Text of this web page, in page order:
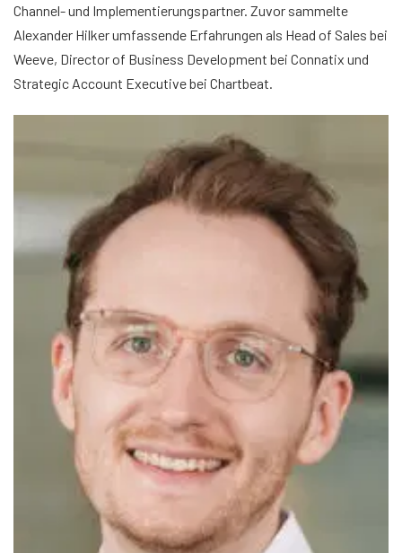
Channel- und Implementierungspartner. Zuvor sammelte
Alexander Hilker umfassende Erfahrungen als Head of Sales bei
Weeve, Director of Business Development bei Connatix und
Strategic Account Executive bei Chartbeat.